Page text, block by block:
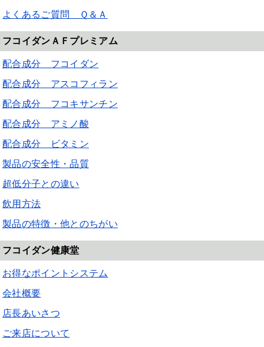
よくあるご質問 Ｑ＆Ａ
フコイダンＡＦプレミアム
配合成分 フコイダン
配合成分 アスコフィラン
配合成分 フコキサンチン
配合成分 アミノ酸
配合成分 ビタミン
製品の安全性・品質
超低分子との違い
飲用方法
製品の特徴・他とのちがい
フコイダン健康堂
お得なポイントシステム
会社概要
店長あいさつ
ご来店について